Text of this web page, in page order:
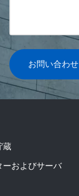
お問い合わせ
蔵
ーおよびサーバ